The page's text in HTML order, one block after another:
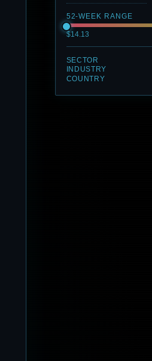
52-WEEK RANGE
$14.13
SECTOR
INDUSTRY
COUNTRY